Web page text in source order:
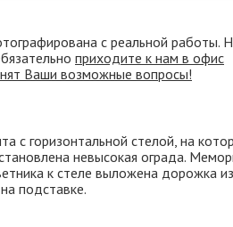
с реальной работы.
приходите к нам в офис
Ваши возможные вопросы!
с горизонтальной стелой, на
невысокая ограда.
к стеле выложена дорожка
подставке.